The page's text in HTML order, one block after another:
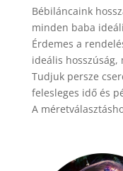
Bébiláncaink
minden baba
Érdemes a
ideális
Tudjuk persze
felesleges idő és
A